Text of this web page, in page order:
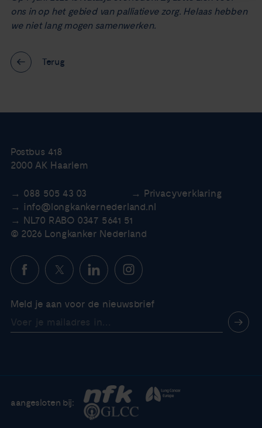
ons in op het gebied van palliatieve zorg. Helaas hebben
we niet lang mogen samenwerken.
Terug
Postbus 418
2000 AK Haarlem
088 505 43 03
Privacyverklaring
info@longkankernederland.nl
NL70 RABO 0347 5641 51
© 2026 Longkanker Nederland
Meld je aan voor de nieuwsbrief
aangesloten bij: